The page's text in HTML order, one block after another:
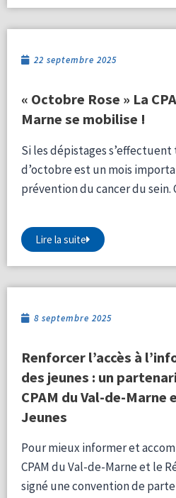
22 septembre 2025
« Octobre Rose » La
Marne se mobilise !
Si les dépistages
d’octobre est un mois
prévention du cancer du sein.
Lire la suite
8 septembre 2025
Renforcer l’accès à
des jeunes : un
CPAM du Val-de-Marne
Jeunes
Pour mieux informer et
CPAM du Val-de-Marne et le
signé une convention de